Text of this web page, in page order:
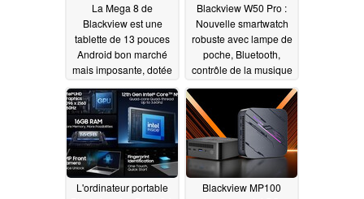
La Mega 8 de
Blackview est une
tablette de 13 pouces
Android bon marché
mais imposante, dotée
12 Go, d'une double
carte SIM et de
fonctions d'intelligence
artificielle05/07/2025
Blackview W50 Pro :
Nouvelle smartwatch
robuste avec lampe de
poche, Bluetooth,
contrôle de la musique
L'ordinateur portable
Blackview MP100